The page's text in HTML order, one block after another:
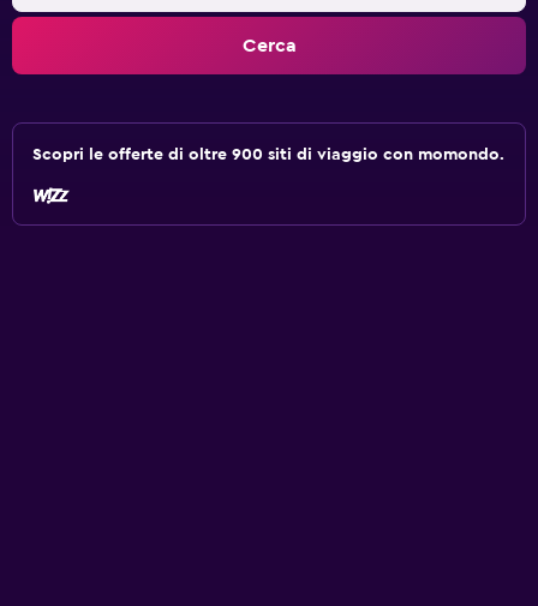
Cerca
Scopri le offerte di oltre 900 siti di viaggio con momondo.